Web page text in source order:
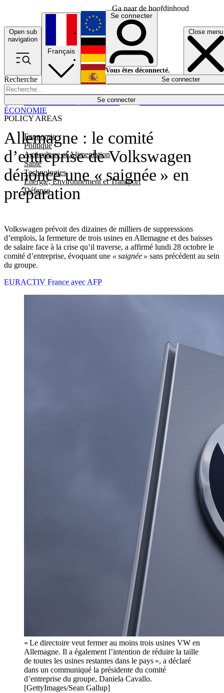
Ga naar de hoofdinhoud
Open sub
navigation
Close menu
Recherche
Se connecter
POLICY AREAS
Economie
Politique
Agriculture et Alimentation
Santé
Technologies
Energie, Environnement et Transport
Défense
Économie
Français
English
Deutsch
Español
Se connecter
Vous êtes déconnecté.
Se connecter
Allemagne : le comité
d’entreprise de Volkswagen
dénonce une « saignée » en
préparation
Volkswagen prévoit des dizaines de milliers de suppressions
d’emplois, la fermeture de trois usines en Allemagne et des baisses
de salaire face à la crise qu’il traverse, a affirmé lundi 28 octobre le
comité d’entreprise, évoquant une « saignée » sans précédent au sein
du groupe.
ÉCONOMIE
EURACTIV France avec AFP
« Le directoire veut fermer au moins trois usines VW en
Allemagne. Il a également l’intention de réduire la taille
de toutes les usines restantes dans le pays », a déclaré
dans un communiqué la présidente du comité
d’entreprise du groupe, Daniela Cavallo.
[GettyImages/Sean Gallup]